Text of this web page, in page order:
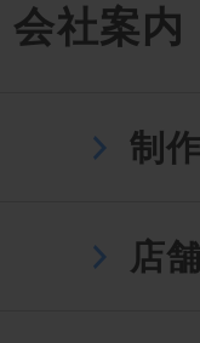
会社案内
制
店